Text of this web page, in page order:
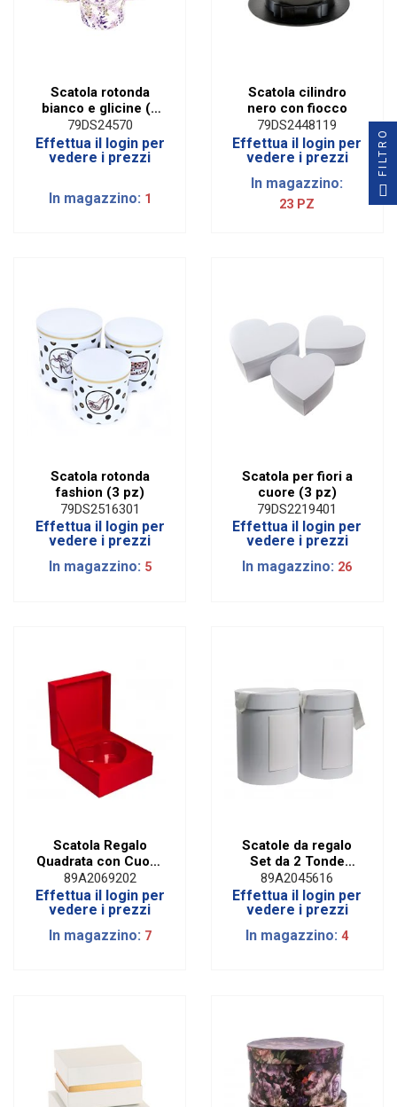
Scatola rotonda
bianco e glicine (3
pz)
79DS24570
Effettua il login per
vedere i prezzi
In magazzino: 1
Scatola cilindro
nero con fiocco
79DS2448119
Effettua il login per
vedere i prezzi
In magazzino:
23 PZ
Scatola rotonda
fashion (3 pz)
79DS2516301
Effettua il login per
vedere i prezzi
In magazzino: 5
Scatola per fiori a
cuore (3 pz)
79DS2219401
Effettua il login per
vedere i prezzi
In magazzino: 26
Scatola Regalo
Quadrata con Cuore
H 15 cm
89A2069202
Effettua il login per
vedere i prezzi
In magazzino: 7
Scatole da regalo
Set da 2 Tonde
Bianche H 30 cm
89A2045616
Effettua il login per
vedere i prezzi
In magazzino: 4
FILTRO